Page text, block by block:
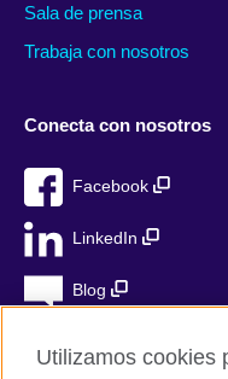
Sala de prensa
Trabaja con nosotros
Conecta con nosotros
Facebook
LinkedIn
Blog
Utilizamos cookies